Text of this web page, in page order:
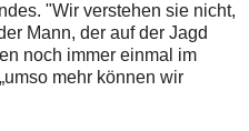
"Wir verstehen sie nicht,
Mann, der auf der Jagd
noch immer einmal im
mehr können wir